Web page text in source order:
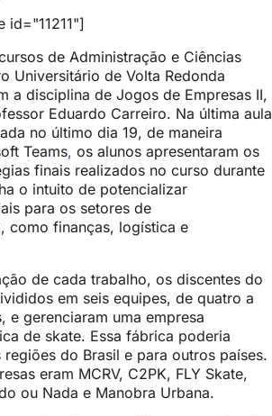
id="11211"]
de Administração e Ciências
Universitário de Volta Redonda
a disciplina de Jogos de Empresas II,
Eduardo Carreiro. Na última aula
no último dia 19, de maneira
Teams, os alunos apresentaram os
finais realizados no curso durante
o intuito de potencializar
para os setores de
como finanças, logística e
de cada trabalho, os discentes do
em seis equipes, de quatro a
e gerenciaram uma empresa
de skate. Essa fábrica poderia
do Brasil e para outros países.
eram MCRV, C2PK, FLY Skate,
ou Nada e Manobra Urbana.